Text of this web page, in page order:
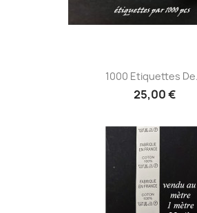
1000 Etiquettes
25,00 €